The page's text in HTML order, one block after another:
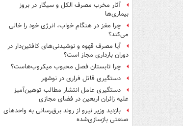
آثار مخرب مصرف الکل و سیگار در بروز
بیماری‌ها
چرا مغز در هنگام خواب، انرژی خود را خالی
می‌کند؟
آیا مصرف قهوه و نوشیدنی‌های کافئین‌دار در
دوران بارداری مجاز است؟
چرا تابستان فصل محبوب میکروب‌هاست؟
دستگیری قاتل فراری در نوشهر
دستگیری عامل انتشار مطالب توهین‌آمیز
علیه زائران اربعین در فضای مجازی
بازدید وزیر نیرو از روند برق‌رسانی به واحدهای
صنعتی بازسازی‌شده